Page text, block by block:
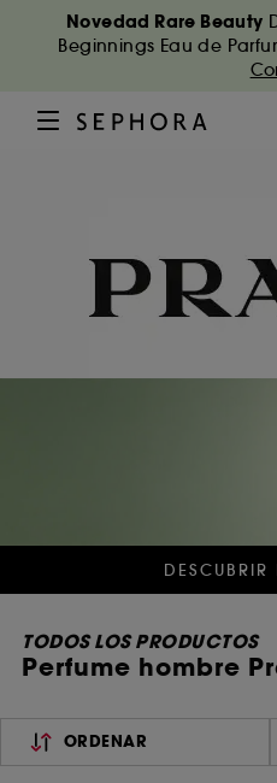
Novedad Rare Beauty
Beginnings Eau de
TODOS LOS PRODUCTOS
Perfume hombre
ORDENAR